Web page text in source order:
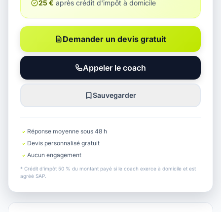
25 € après crédit d'impôt à domicile
Demander un devis gratuit
Appeler le coach
Sauvegarder
Réponse moyenne sous 48 h
Devis personnalisé gratuit
Aucun engagement
* Crédit d'impôt 50 % du montant payé si le coach exerce à domicile et est
agréé SAP.